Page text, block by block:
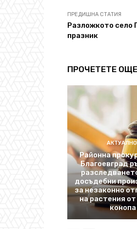
ПРЕДИШНА СТАТИЯ
Разложкото село
празник
ПРОЧЕТЕТЕ
АКТУАЛНО
Районна
Благоевград
досъдебни
за незаконно
на растения
конопа